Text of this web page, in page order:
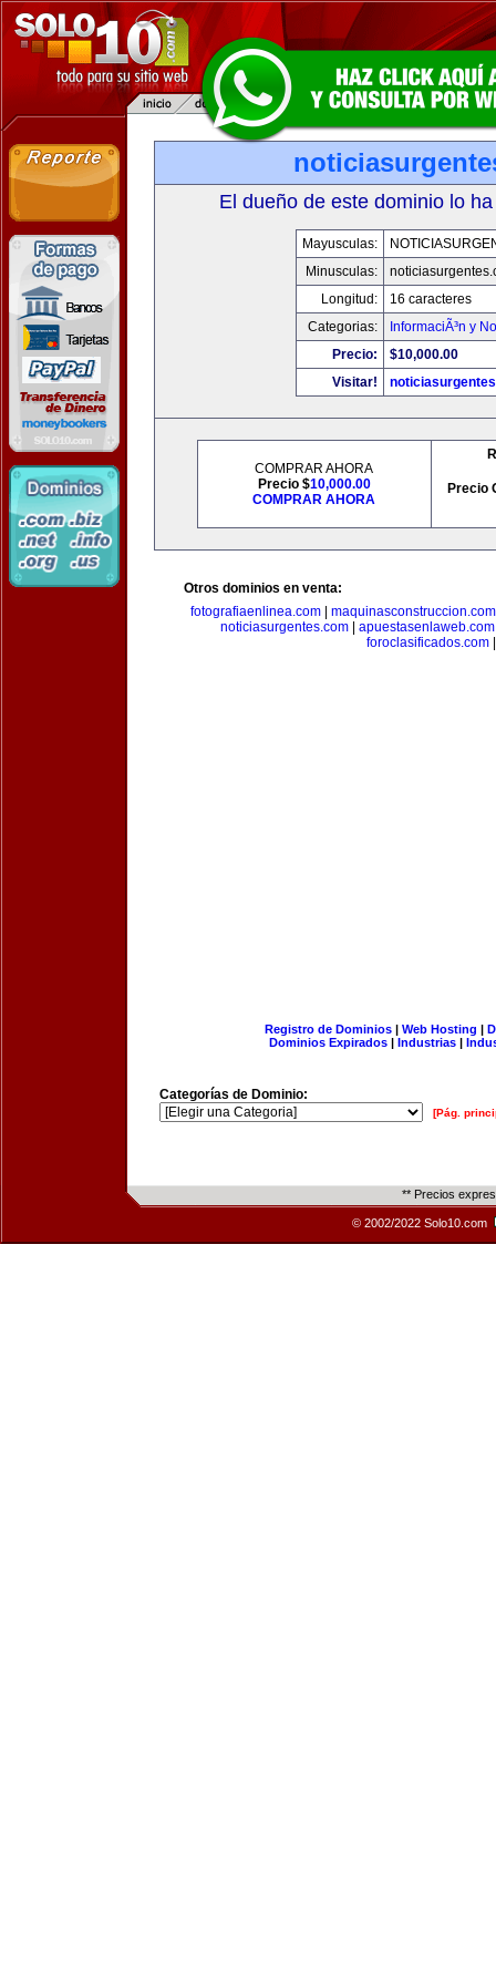
El dueño de este dominio lo
Mayusculas:
Minusculas:
Longitud:
16 caracteres
Categorias:
InformaciÃ³n y
Precio:
$10,000.00
Visitar!
COMPRAR AHORA
Precio $10,000.00
COMPRAR AHORA
Precio
Otros dominios en venta:
fotografiaenlinea.com
maquinasconstruccion.com
noticiasurgentes.com| apuestasenlaweb.com
foroclasificados.com|
Registro de Dominios| Web Hosting |
Dominios Expirados | Industrias |
Categorías de Dominio:
[Pág.
** Precios
© 2002/2022 Solo10.com